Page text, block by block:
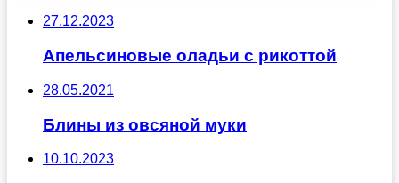
27.12.2023
Апельсиновые оладьи с рикоттой
28.05.2021
Блины из овсяной муки
10.10.2023